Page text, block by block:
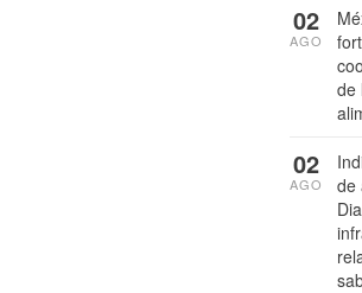
de
02
AGO
de
02
AGO